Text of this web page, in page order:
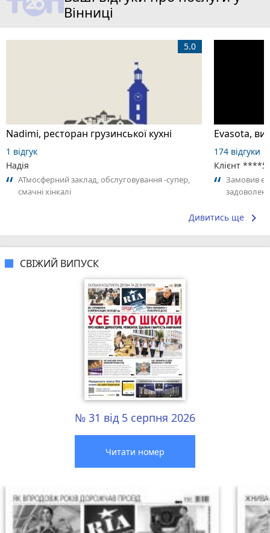
Вінниці
Nadimi, ресторан грузинської кухні
5.0
1 відгук
Надія
АТмосферний заклад, обслуговування -супер,
смачні хінкалі
174 відгуки
Клієнт
Замовив
Дивитись ще keyboard_arrow_right
СВІЖИЙ ВИПУСК
№ 31 від 5 серпня 2026
Читати номер